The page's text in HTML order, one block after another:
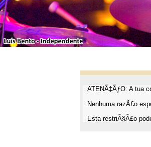
ATENÃ‡ÃƒO: A tua
Nenhuma razÃ£o
Esta restriÃ§Ã£o